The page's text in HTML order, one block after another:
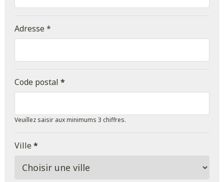
Adresse *
Code postal *
Veuillez saisir aux minimums 3 chiffres.
Ville*